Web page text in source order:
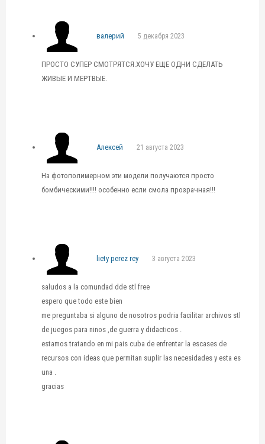
валерий 5 декабря 2023
ПРОСТО СУПЕР СМОТРЯТСЯ.ХОЧУ ЕЩЕ ОДНИ СДЕЛАТЬ
ЖИВЫЕ И МЕРТВЫЕ.
Алексей 21 августа 2023
На фотополимерном эти модели получаются просто
бомбическими!!!! особенно если смола прозрачная!!!
liety perez rey 3 августа 2023
saludos a la comundad dde stl free
espero que todo este bien
me preguntaba si alguno de nosotros podria facilitar archivos stl
de juegos para ninos ,de guerra y didacticos .
estamos tratando en mi pais cuba de enfrentar la escases de
recursos con ideas que permitan suplir las necesidades y esta es
una .
gracias